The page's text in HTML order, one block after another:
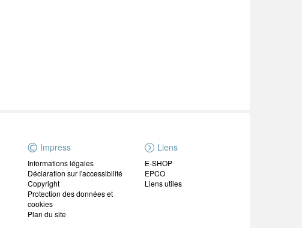
Impress
Informations légales
Déclaration sur l'accessibilité
Copyright
Protection des données et
cookies
Plan du site
Liens
E-SHOP
EPCO
Liens utiles